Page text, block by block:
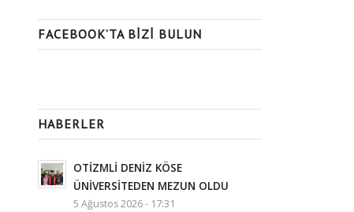
FACEBOOK’TA BIZI BULUN
HABERLER
OTİZMLİ DENİZ KÖSE
ÜNİVERSİTEDEN MEZUN OLDU
5 Ağustos 2026 - 17:31